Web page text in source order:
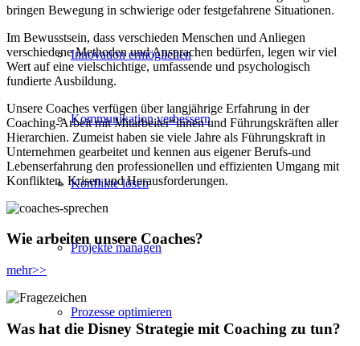
Innovation ermöglichen
Kommunikation verbessern
Konflikte lösen
Projekte managen
Prozesse optimieren
bringen Bewegung in schwierige oder festgefahrene Situationen.
Im Bewusstsein, dass verschieden Menschen und Anliegen
verschiedene Methoden und Ansprachen bedürfen, legen wir viel
Wert auf eine vielschichtige, umfassende und psychologisch
fundierte Ausbildung.
Unsere Coaches verfügen über langjährige Erfahrung in der
Coaching-Arbeit mit Mitarbeiter*innen und Führungskräften aller
Hierarchien. Zumeist haben sie viele Jahre als Führungskraft in
Unternehmen gearbeitet und kennen aus eigener Berufs-und
Lebenserfahrung den professionellen und effizienten Umgang mit
Konflikten, Krisen und Herausforderungen.
Wie arbeiten unsere Coaches?
mehr>>
Was hat die Disney Strategie mit Coaching zu tun?